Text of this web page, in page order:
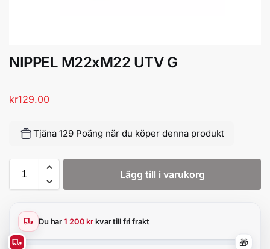
NIPPEL M22xM22 UTV G
kr129.00
Tjäna 129 Poäng när du köper denna produkt
Lägg till i varukorg
Du har1 200 krkvar till fri frakt
🎁